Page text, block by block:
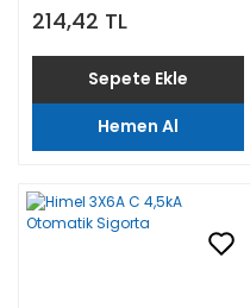
214,42 TL
Sepete Ekle
Hemen Al